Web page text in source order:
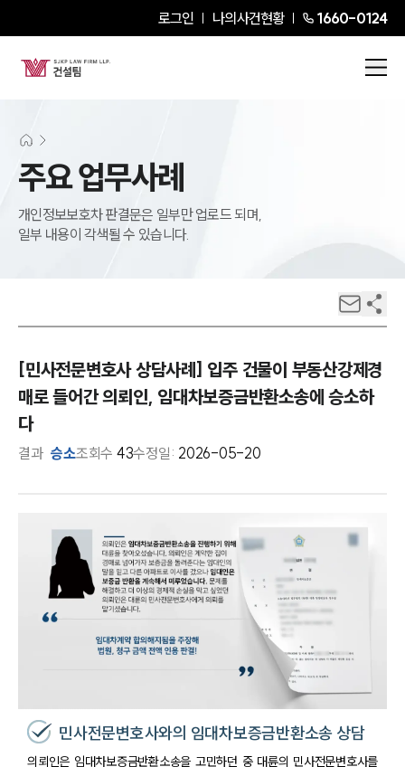
로그인 나의사건현황 1660-0124
주요 업무사례
개인정보보호차 판결문은 일부만 업로드 되며,
일부 내용이 각색될 수 있습니다.
[민사전문변호사 상담사례] 입주 건물이 부동산강제경
매로 들어간 의뢰인, 임대차보증금반환소송에 승소하
다
결과 승소조회수 43수정일: 2026-05-20
민사전문변호사와의 임대차보증금반환소송 상담
의뢰인은 임대차보증금반환소송을 고민하던 중 대륜의 민사전문변호사를